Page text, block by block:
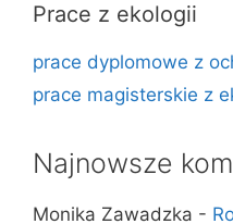
Prace z ekologii
prace dyplomowe z
prace magisterskie z
Najnowsze
Monika Zawadzka -